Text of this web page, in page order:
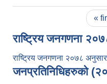
«
राष्ट्रिय जनगणना
राष्ट्रिय जनगणना २०७८
जनप्रतिनिधिहरुको